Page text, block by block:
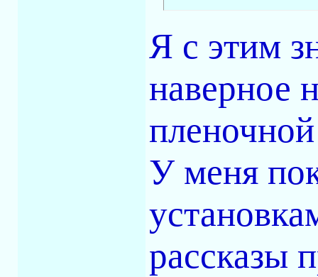
Я с этим
наверное
У меня
рассказы